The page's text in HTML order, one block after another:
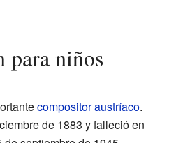
para niños
compositoraustríaco.
de 1883 y falleció en